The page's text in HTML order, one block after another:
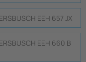
EEH 657 JX
EEH 660 B